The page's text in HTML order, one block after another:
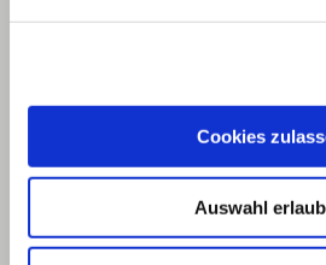
Cookies
Auswahl